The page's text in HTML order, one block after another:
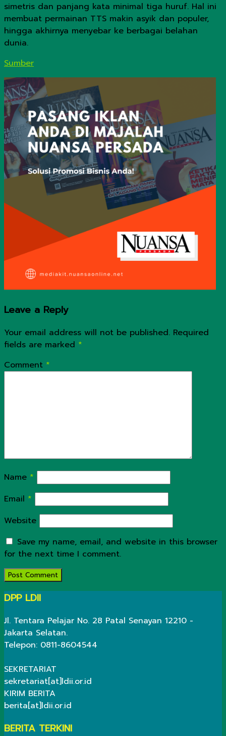
simetris dan panjang kata minimal tiga huruf. Hal ini
membuat permainan TTS makin asyik dan populer,
hingga akhirnya menyebar ke berbagai belahan
dunia.
Sumber
Leave a Reply
Your email address will not be published. Required
fields are marked *
Comment *
Name *
Email *
Website
Save my name, email, and website in this browser
for the next time I comment.
DPP LDII
Jl. Tentara Pelajar No. 28 Patal Senayan 12210 -
Jakarta Selatan.
Telepon: 0811-8604544
SEKRETARIAT
sekretariat[at]ldii.or.id
KIRIM BERITA
berita[at]ldii.or.id
BERITA TERKINI